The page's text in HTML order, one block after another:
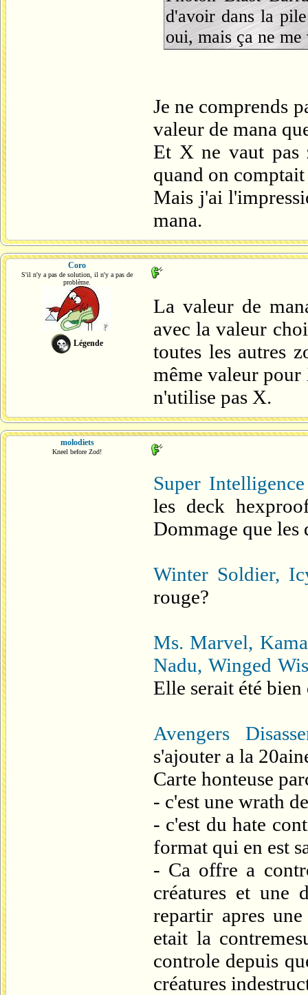
d'avoir dans la
oui, mais ça ne
Je ne comprends
valeur de mana
Et X ne vaut pas
quand on
Mais j'ai
mana.
Coro
S'il n'y a pas de solution, il n'y a pas de
problème.
Légende
La valeur de
avec la valeur
toutes les autres
même valeur
n'utilise pas X.
molodiets
Kneel before Zod!
Super Intelligence
les deck
Dommage que les
Winter Soldier,
rouge?
Ms. Marvel,
Nadu, Winged
Elle serait été bien
Avengers
s'ajouter a la
Carte honteuse
- c'est une wrath
- c'est du hate
format qui en est
- Ca offre a
créatures et une
repartir apres
etait la
controle depuis
créatures